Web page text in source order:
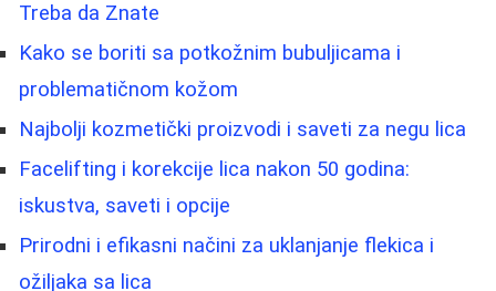
Treba da Znate
Kako se boriti sa potkožnim bubuljicama i
problematičnom kožom
Najbolji kozmetički proizvodi i saveti za negu lica
Facelifting i korekcije lica nakon 50 godina:
iskustva, saveti i opcije
Prirodni i efikasni načini za uklanjanje flekica i
ožiljaka sa lica